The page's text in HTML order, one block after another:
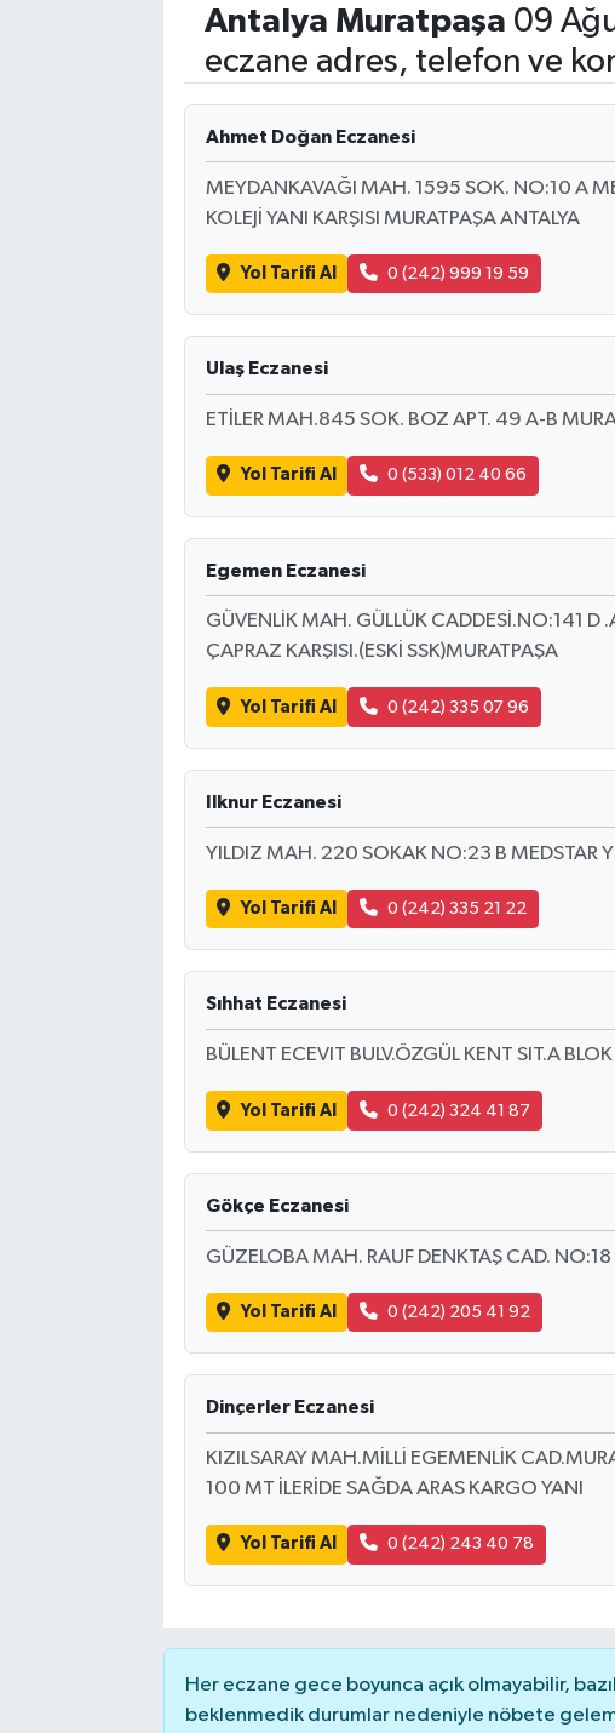
Antalya Muratpaşa 09
eczane adres, telefon ve
Ahmet Doğan Eczanesi
MEYDANKAVAĞI MAH. 1595 SOK. NO:10 A
KOLEJİ YANI KARŞISI MURATPAŞA ANTALYA
Yol Tarifi Al 0 (242) 999 19 59
Ulaş Eczanesi
ETİLER MAH.845 SOK. BOZ APT. 49 A-B
Yol Tarifi Al 0 (533) 012 40 66
Egemen Eczanesi
GÜVENLİK MAH. GÜLLÜK CADDESİ.NO:141 D
ÇAPRAZ KARŞISI.(ESKİ SSK)MURATPAŞA
Yol Tarifi Al 0 (242) 335 07 96
Ilknur Eczanesi
YILDIZ MAH. 220 SOKAK NO:23 B MEDSTAR
Yol Tarifi Al 0 (242) 335 21 22
Sıhhat Eczanesi
BÜLENT ECEVIT BULV.ÖZGÜL KENT SIT.A
Yol Tarifi Al 0 (242) 324 41 87
Gökçe Eczanesi
GÜZELOBA MAH. RAUF DENKTAŞ CAD. NO:18
Yol Tarifi Al 0 (242) 205 41 92
Dinçerler Eczanesi
KIZILSARAY MAH.MİLLİ EGEMENLİK
100 MT İLERİDE SAĞDA ARAS KARGO YANI
Yol Tarifi Al 0 (242) 243 40 78
Her eczane gece boyunca açık olmayabilir,
beklenmedik durumlar nedeniyle nöbete
Bilim, Teknoloji